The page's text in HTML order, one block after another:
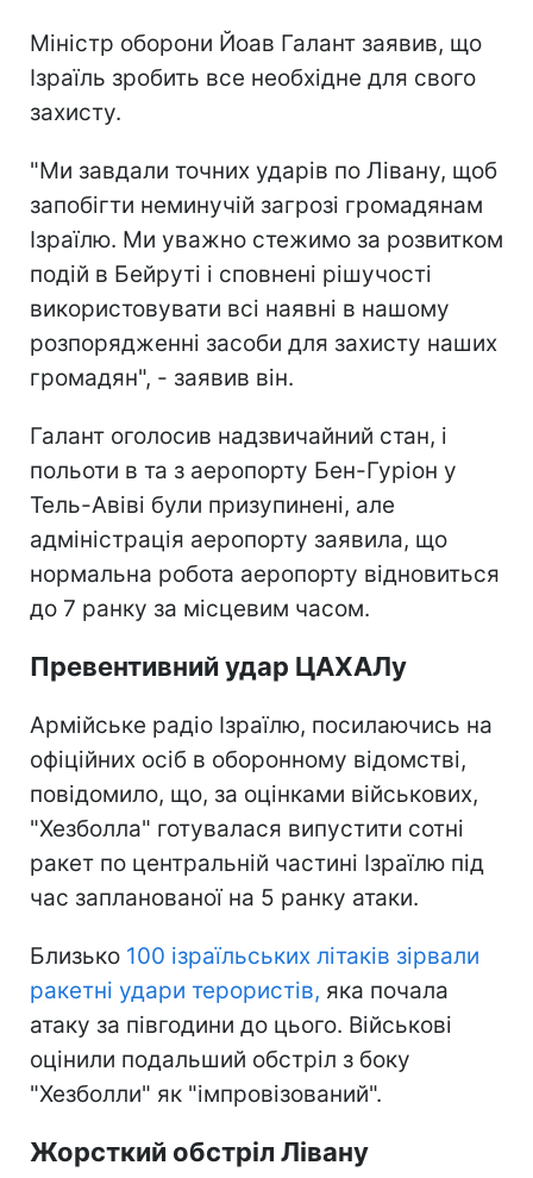
Міністр оборони Йоав Галант заявив, що
Ізраїль зробить все необхідне для свого
захисту.
"Ми завдали точних ударів по Лівану, щоб
запобігти неминучій загрозі громадянам
Ізраїлю. Ми уважно стежимо за розвитком
подій в Бейруті і сповнені рішучості
використовувати всі наявні в нашому
розпорядженні засоби для захисту наших
громадян", - заявив він.
Галант оголосив надзвичайний стан, і
польоти в та з аеропорту Бен-Гуріон у
Тель-Авіві були призупинені, але
адміністрація аеропорту заявила, що
нормальна робота аеропорту відновиться
до 7 ранку за місцевим часом.
Превентивний удар ЦАХАЛу
Армійське радіо Ізраїлю, посилаючись на
офіційних осіб в оборонному відомстві,
повідомило, що, за оцінками військових,
"Хезболла" готувалася випустити сотні
ракет по центральній частині Ізраїлю під
час запланованої на 5 ранку атаки.
Близько 100 ізраїльських літаків зірвали
ракетні удари терористів, яка почала
атаку за півгодини до цього. Військові
оцінили подальший обстріл з боку
"Хезболли" як "імпровізований".
Жорсткий обстріл Лівану